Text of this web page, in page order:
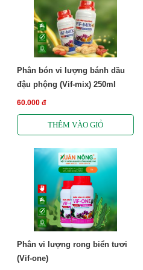
Phân bón vi lượng bánh dầu
đậu phộng (Vif-mix) 250ml
60.000 đ
Phân vi lượng rong biển tươi
(Vif-one)